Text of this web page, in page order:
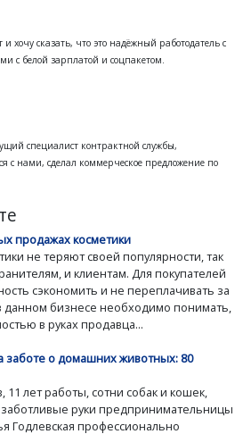
хочу сказать, что это надёжный работодатель с
с белой зарплатой и соцпакетом.
специалист контрактной службы,
с нами, сделал коммерческое предложение по
продажах косметики
не теряют своей популярности, так
и клиентам. Для покупателей
сэкономить и не переплачивать за
данном бизнесе необходимо понимать,
в руках продавца...
заботе о домашних животных: 80
11 лет работы, сотни собак и кошек,
руки предпринимательницы
Годлевская профессионально